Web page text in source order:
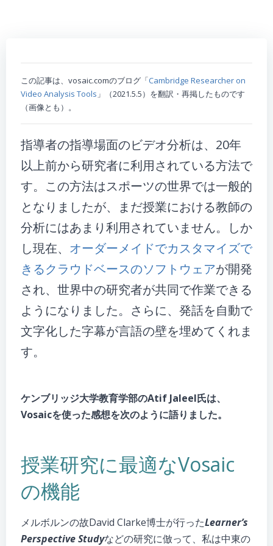
この記事は、vosaic.comのブログ「Cambridge Researcher on
Video Analysis Tools 」（2021.5.5）を翻訳・再掲したものです
（画像とも）。
指導者の指導場面のビデオ分析は、20年
以上前から研究者に利用されている方法で
す。この方法はスポーツの世界では一般的
となりましたが、まだ授業における教師の
分析にはあまり利用されていません。しか
し現在、 オーダーメイドでカスタマイズで
きるクラウドベースのソフトウェアが開発
され、世界中の研究者が共同で作業できる
ようになりました。さらに、発話を自動で
文字化した字幕が言語の壁を埋めてくれま
す。
ケンブリッジ大学教育学部のAtif Jaleel氏は、
Vosaicを使った感想を次のように語りました。
授業研究に最適なVosaic
の機能
メルボルンの故David Clarke博士が行ったLearner’s
Perspective Studyなどの研究に倣って、私は中東の